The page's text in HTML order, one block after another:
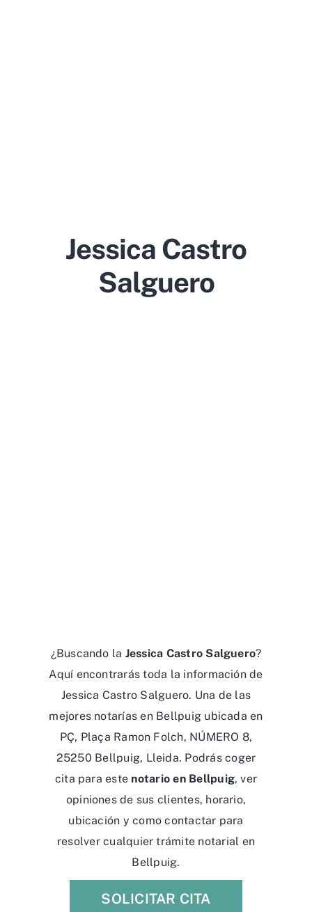
Jessica Castro
Salguero
¿Buscando la Jessica Castro Salguero?
Aquí encontrarás toda la información de
Jessica Castro Salguero. Una de las
mejores notarías en Bellpuig ubicada en
PÇ, Plaça Ramon Folch, NÚMERO 8,
25250 Bellpuig, Lleida. Podrás coger
cita para este notario en Bellpuig, ver
opiniones de sus clientes, horario,
ubicación y como contactar para
resolver cualquier trámite notarial en
Bellpuig.
SOLICITAR CITA